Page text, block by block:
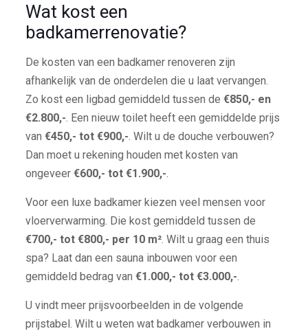
Wat kost een
badkamerrenovatie?
De kosten van een badkamer renoveren zijn
afhankelijk van de onderdelen die u laat vervangen.
Zo kost een ligbad gemiddeld tussen de €850,- en
€2.800,-. Een nieuw toilet heeft een gemiddelde prijs
van €450,- tot €900,-. Wilt u de douche verbouwen?
Dan moet u rekening houden met kosten van
ongeveer €600,- tot €1.900,-.
Voor een luxe badkamer kiezen veel mensen voor
vloerverwarming. Die kost gemiddeld tussen de
€700,- tot €800,- per 10 m². Wilt u graag een thuis
spa? Laat dan een sauna inbouwen voor een
gemiddeld bedrag van €1.000,- tot €3.000,-.
U vindt meer prijsvoorbeelden in de volgende
prijstabel. Wilt u weten wat badkamer verbouwen in